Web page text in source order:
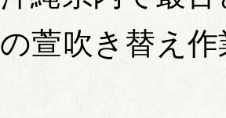
の萱吹き替え作